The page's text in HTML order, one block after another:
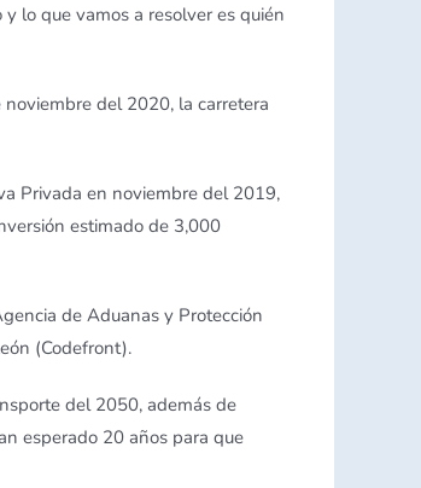
lo que vamos a resolver es quién
del 2020, la carretera
Privada en noviembre del 2019,
estimado de 3,000
de Aduanas y Protección
(Codefront).
del 2050, además de
esperado 20 años para que